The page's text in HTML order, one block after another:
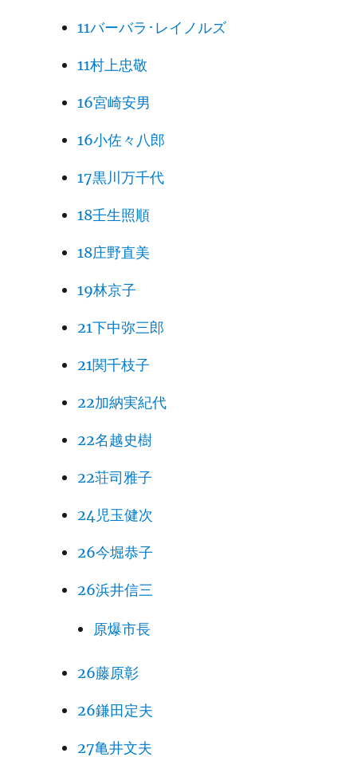
11バーバラ･レイノルズ
11村上忠敬
16宮崎安男
16小佐々八郎
17黒川万千代
18壬生照順
18庄野直美
19林京子
21下中弥三郎
21関千枝子
22加納実紀代
22名越史樹
22荘司雅子
24児玉健次
26今堀恭子
26浜井信三
原爆市長
26藤原彰
26鎌田定夫
27亀井文夫